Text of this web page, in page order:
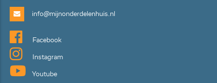
info@mijnonderdelenhuis.nl
Facebook
Instagram
Youtube